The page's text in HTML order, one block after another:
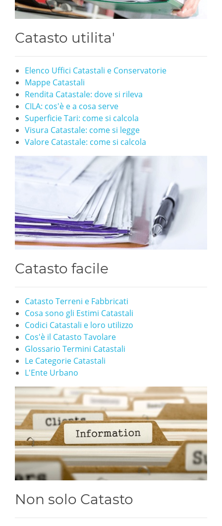
Catasto utilita'
Elenco Uffici Catastali e Conservatorie
Mappe Catastali
Rendita Catastale: dove si rileva
CILA: cos'è e a cosa serve
Superficie Tari: come si calcola
Visura Catastale: come si legge
Valore Catastale: come si calcola
Catasto facile
Catasto Terreni e Fabbricati
Cosa sono gli Estimi Catastali
Codici Catastali e loro utilizzo
Cos'è il Catasto Tavolare
Glossario Termini Catastali
Le Categorie Catastali
L'Ente Urbano
Non solo Catasto